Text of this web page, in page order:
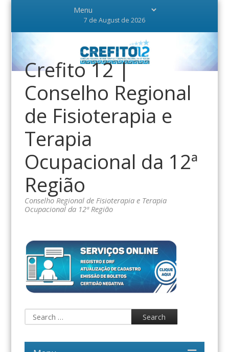
7 de August de 2026
Crefito 12 |
Conselho Regional
de Fisioterapia e
Terapia
Ocupacional da 12ª
Região
Conselho Regional de Fisioterapia e Terapia
Ocupacional da 12ª Região